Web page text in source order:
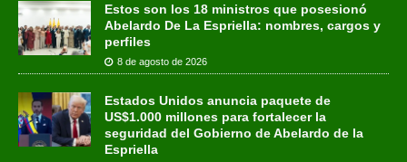
Estos son los 18 ministros que posesionó
Abelardo De La Espriella: nombres, cargos y
perfiles
8 de agosto de 2026
Estados Unidos anuncia paquete de
US$1.000 millones para fortalecer la
seguridad del Gobierno de Abelardo de la
Espriella